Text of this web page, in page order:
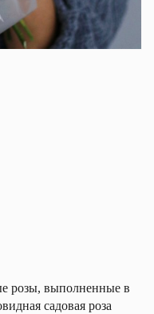
розы, выполненные в
садовая роза